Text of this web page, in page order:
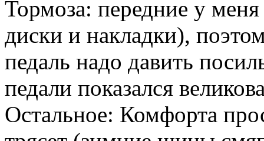
Тормоза: передние у
диски и накладки),
педаль надо давить
педали показался
Остальное: Комфорта